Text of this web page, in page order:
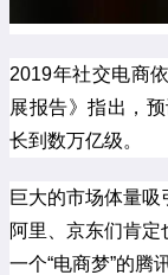
2019年社交电商
展报告》指出，
长到数万亿级。
巨大的市场体量吸
阿里、京东们肯
一个“电商梦”的腾